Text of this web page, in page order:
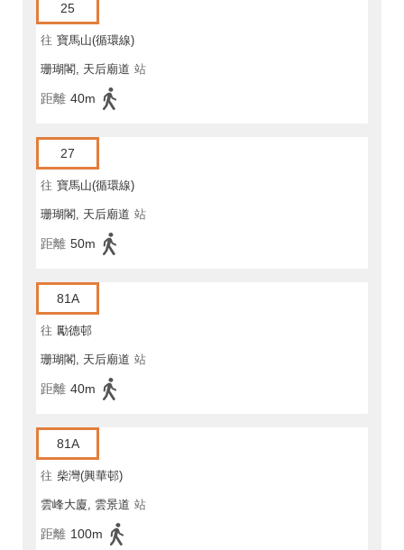
25
往 寶馬山(循環線)
珊瑚閣, 天后廟道 站
距離 40m
27
往 寶馬山(循環線)
珊瑚閣, 天后廟道 站
距離 50m
81A
往 勵德邨
珊瑚閣, 天后廟道 站
距離 40m
81A
往 柴灣(興華邨)
雲峰大廈, 雲景道 站
距離 100m